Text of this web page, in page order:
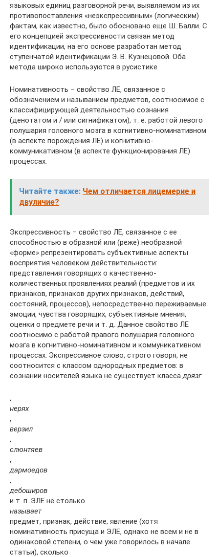
языковых единиц разговорной речи, выявляемом из их
противопоставления «неэкспрессивным» (логическим)
фактам, как известно, было обосновано еще Ш. Балли. С
его концепцией экспрессивности связан метод
идентификации, на его основе разработан метод
ступенчатой идентификации Э. В. Кузнецовой. Оба
метода широко используются в русистике.
Номинативность – свойство ЛЕ, связанное с
обозначением и называнием предметов, соотносимое с
классифицирующей деятельностью сознания
(денотатом и / или сигнификатом), т. е. работой левого
полушария головного мозга в когнитивно-номинативном
(в аспекте порождения ЛЕ) и когнитивно-
коммуникативном (в аспекте функционирования ЛЕ)
процессах.
Читайте также: Чем отличается лицемерие и
двуличие?
Экспрессивность – свойство ЛЕ, связанное с ее
способностью в образной или (реже) необразной
«форме» репрезентировать субъективные аспекты
восприятия человеком действительности:
представления говорящих о качественно-
количественных проявлениях реалий (предметов и их
признаков, признаков других признаков, действий,
состояний, процессов), непосредственно переживаемые
эмоции, чувства говорящих, субъективные мнения,
оценки о предмете речи и т. д. Данное свойство ЛЕ
соотносимо с работой правого полушария головного
мозга в когнитивно-номинативном и коммуникативном
процессах. Экспрессивное слово, строго говоря, не
соотносится с классом однородных предметов: в
сознании носителей языка не существует классадрязг
,
нерях
,
верзил
,
слюнтяев
,
дармоедов
,
дебоширов
и т. п. ЭЛЕ не столько
называет
предмет, признак, действие, явление (хотя
номинативность присуща и ЭЛЕ, однако не всем и не в
одинаковой степени, о чем уже говорилось в начале
статьи), сколько